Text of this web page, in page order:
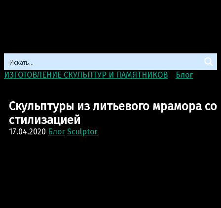
ИЗГОТОВЛЕНИЕ СКУЛЬПТУР И ПАМЯТНИКОВ Блог>
Скульптуры из литьевого мрамора со
стилизацией
17.04.2020 Блог Sculptor